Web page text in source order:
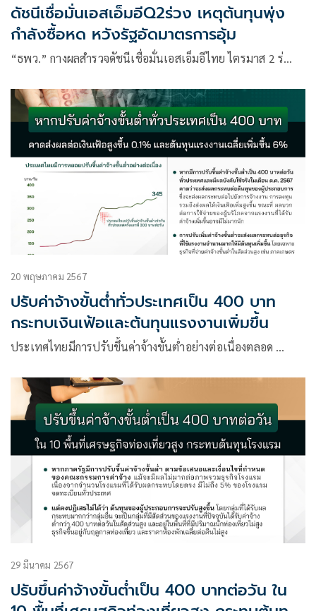
ดัชนีเชื่อมั่นเอสเอ็มอีQ2ร่วง เหตุต้นทุนพุ่ง
กำลังซื้อหด หวังรัฐอัดมาตรการอุ้ม
“ธพว.” กางผลสำรวจดัชนีเชื่อมั่นเอสเอ็มอีไทย ไตรมาส 2 ร่…
20 พฤษภาคม 2567
ปรับค่าจ้างขั้นต่ำทั่วประเทศเป็น 400 บาท
กระทบเงินเฟ้อและต้นทุนแรงงานเพิ่มขึ้น
ประเทศไทยมีการปรับขึ้นค่าจ้างขั้นต่ำอย่างต่อเนื่องตลอด …
29 มีนาคม 2567
ปรับขึ้นค่าจ้างขั้นต่ำเป็น 400 บาทต่อวัน ใน